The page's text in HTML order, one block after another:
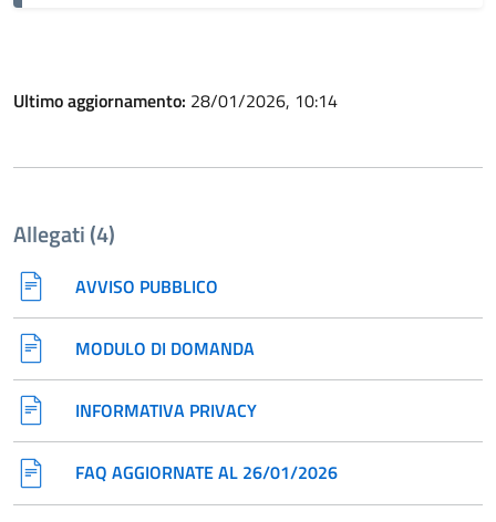
Ultimo aggiornamento: 28/01/2026, 10:14
Allegati (4)
AVVISO PUBBLICO
MODULO DI DOMANDA
INFORMATIVA PRIVACY
FAQ AGGIORNATE AL 26/01/2026